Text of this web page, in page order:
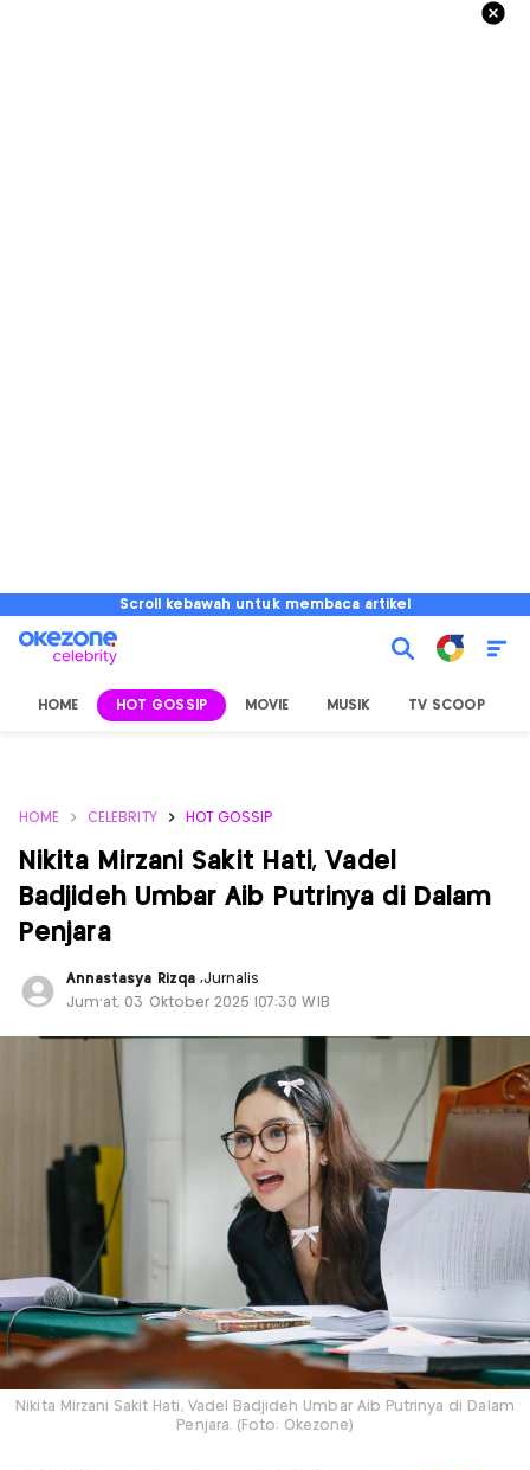
Scroll kebawah untuk membaca artikel
HOME HOT GOSSIP MOVIE MUSIK TV SCOOP
HOME CELEBRITY HOT GOSSIP
Nikita Mirzani Sakit Hati, Vadel
Badjideh Umbar Aib Putrinya di Dalam
Penjara
Annastasya Rizqa ,Jurnalis
Jum'at, 03 Oktober 2025 |07:30 WIB
Nikita Mirzani Sakit Hati, Vadel Badjideh Umbar Aib Putrinya di Dalam
Penjara. (Foto: Okezone)